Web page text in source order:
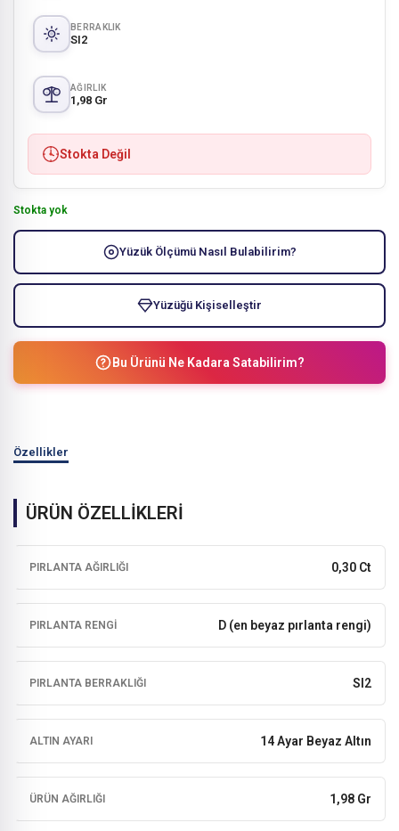
BERRAKLIK
SI2
AĞIRLIK
1,98 Gr
Stokta Değil
Stokta yok
Yüzük Ölçümü Nasıl Bulabilirim?
Yüzüğü Kişiselleştir
Bu Ürünü Ne Kadara Satabilirim?
Özellikler
ÜRÜN ÖZELLİKLERİ
PIRLANTA AĞIRLIĞI 0,30 Ct
PIRLANTA RENGI D (en beyaz pırlanta rengi)
PIRLANTA BERRAKLIĞI SI2
ALTIN AYARI 14 Ayar Beyaz Altın
ÜRÜN AĞIRLIĞI 1,98 Gr